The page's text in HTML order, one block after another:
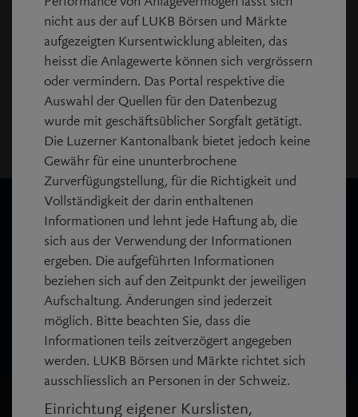
nicht aus der auf LUKB Börsen und Märkte
aufgezeigten Kursentwicklung ableiten, das
heisst die Anlagewerte können sich vergrössern
oder vermindern. Das Portal respektive die
Auswahl der Quellen für den Datenbezug
wurde mit geschäftsüblicher Sorgfalt getätigt.
Die Luzerner Kantonalbank bietet jedoch keine
Gewähr für eine ununterbrochene
Zurverfügungstellung, für die Richtigkeit und
Vollständigkeit der darin enthaltenen
Informationen und lehnt jede Haftung ab, die
sich aus der Verwendung der Informationen
ergeben. Die aufgeführten Informationen
beziehen sich auf den Zeitpunkt der jeweiligen
Aufschaltung. Änderungen sind jederzeit
möglich. Bitte beachten Sie, dass die
Informationen teils zeitverzögert angegeben
werden. LUKB Börsen und Märkte richtet sich
ausschliesslich an Personen in der Schweiz.
Einrichtung eigener Kurslisten,
Copyright © Allfunds Tech Solutions2026, Rel. v4.1.62
Die Daten sind je nach Börse unterschiedlich verzögert,
jedoch mindestens 15 Minuten.
Disclaimer
Copyright:
© SIX Financial Information AG.
Wir sind für Sie da
call
Anrufen
+41 844 844 866
mail_outline Nachricht schreiben
LUKB